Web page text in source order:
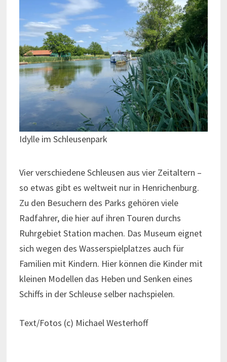
Idylle im Schleusenpark
Vier verschiedene Schleusen aus vier Zeitaltern –
so etwas gibt es weltweit nur in Henrichenburg.
Zu den Besuchern des Parks gehören viele
Radfahrer, die hier auf ihren Touren durchs
Ruhrgebiet Station machen. Das Museum eignet
sich wegen des Wasserspielplatzes auch für
Familien mit Kindern. Hier können die Kinder mit
kleinen Modellen das Heben und Senken eines
Schiffs in der Schleuse selber nachspielen.
Text/Fotos (c) Michael Westerhoff